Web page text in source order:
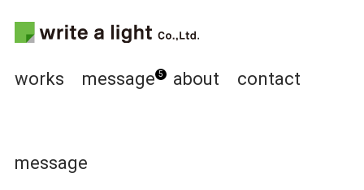
works message 5 about contact
message